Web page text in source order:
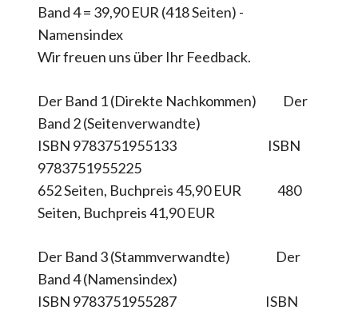
Band 4 = 39,90 EUR (418 Seiten) -
Namensindex
Wir freuen uns über Ihr Feedback.
Der Band 1 (Direkte Nachkommen) Der
Band 2 (Seitenverwandte)
ISBN 9783751955133 ISBN
9783751955225
652 Seiten, Buchpreis 45,90 EUR 480
Seiten, Buchpreis 41,90 EUR
Der Band 3 (Stammverwandte) Der
Band 4 (Namensindex)
ISBN 9783751955287 ISBN